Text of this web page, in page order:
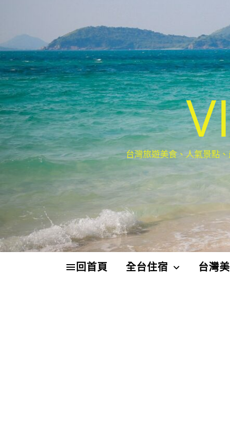
台灣旅遊美食、人氣景點
回首頁 全台住宿 台灣